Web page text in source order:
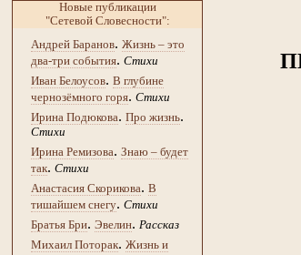
Новые публикации
"Сетевой Словесности":
Андрей Баранов. Жизнь – это
два-три события. Стихи
Иван Белоусов. В глубине
чернозёмного горя. Стихи
Ирина Подюкова. Про жизнь.
Стихи
Ирина Ремизова. Знаю – будет
так. Стихи
Анастасия Скорикова. В
тишайшем снегу. Стихи
Братья Бри. Эвелин. Рассказ
Михаил Поторак. Жизнь и